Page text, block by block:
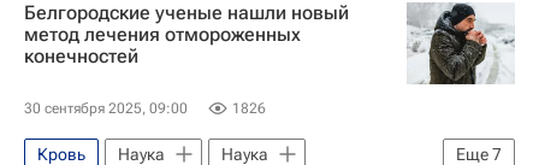
Белгородские ученые нашли новый
метод лечения отмороженных
конечностей
30 сентября 2025, 09:00 1826
Еще7
Кровь Наука
Наука